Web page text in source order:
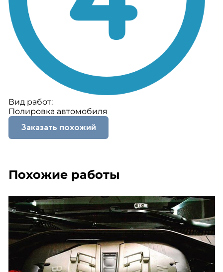
Вид работ:
Полировка автомобиля
Заказать похожий
Похожие работы